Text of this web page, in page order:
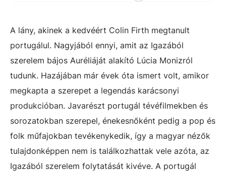
A lány, akinek a kedvéért Colin Firth megtanult
portugálul. Nagyjából ennyi, amit az Igazából
szerelem bájos Auréliáját alakító Lúcia Monizról
tudunk. Hazájában már évek óta ismert volt, amikor
megkapta a szerepet a legendás karácsonyi
produkcióban. Javarészt portugál tévéfilmekben és
sorozatokban szerepel, énekesnőként pedig a pop és
folk műfajokban tevékenykedik, így a magyar nézők
tulajdonképpen nem is találkozhattak vele azóta, az
Igazából szerelem folytatását kivéve. A portugál